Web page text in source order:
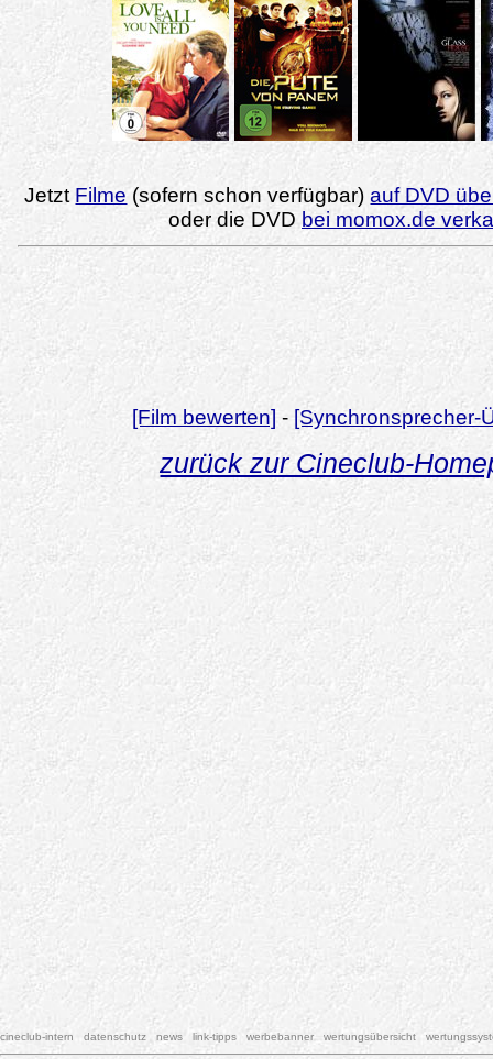
Jetzt Filme (sofern schon verfügbar)auf DVD
oder die DVD bei momox.de
[Film bewerten] - [Synchronsprecher-
zurück zur Cineclub-
cineclub-intern datenschutz news link-tipps werbebanner wertungsübersicht